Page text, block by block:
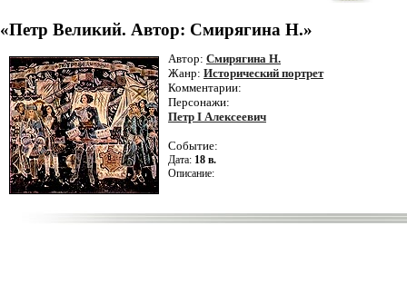
«Петр Великий. Автор: Смирягина Н.»
Автор: Смирягина Н.
Жанр: Исторический портрет
Комментарии:
Персонажи:
Петр I Алексеевич
Событие:
Дата: 18 в.
Описание: